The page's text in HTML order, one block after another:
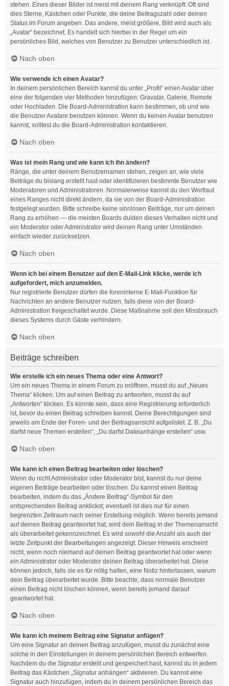
stehen. Eines dieser Bilder ist meist mit deinem Rang verknüpft: Oft sind
dies Sterne, Kästchen oder Punkte, die deine Beitragszahl oder deinen
Status im Forum angeben. Das andere, meist größere, Bild wird auch als
„Avatar“ bezeichnet. Es handelt sich hierbei in der Regel um ein
persönliches Bild, welches von Benutzer zu Benutzer unterschiedlich ist.
Nach oben
Wie verwende ich einen Avatar?
In deinem persönlichen Bereich kannst du unter „Profil“ einen Avatar über
eine der folgenden vier Methoden hinzufügen: Gravatar, Galerie, Remote
oder Hochladen. Die Board-Administration kann bestimmen, ob und wie
die Benutzer Avatare benutzen können. Wenn du keinen Avatar benutzen
kannst, solltest du die Board-Administration kontaktieren.
Nach oben
Was ist mein Rang und wie kann ich ihn ändern?
Ränge, die unter deinem Benutzernamen stehen, zeigen an, wie viele
Beiträge du bislang erstellt hast oder identifizieren bestimmte Benutzer wie
Moderatoren und Administratoren. Normalerweise kannst du den Wortlaut
eines Ranges nicht direkt ändern, da sie von der Board-Administration
festgelegt wurden. Bitte schreibe keine sinnlosen Beiträge, nur um deinen
Rang zu erhöhen — die meisten Boards dulden dieses Verhalten nicht und
ein Moderator oder Administrator wird deinen Rang unter Umständen
einfach wieder zurücksetzen.
Nach oben
Wenn ich bei einem Benutzer auf den E-Mail-Link klicke, werde ich
aufgefordert, mich anzumelden.
Nur registrierte Benutzer dürfen die foreninterne E-Mail-Funktion für
Nachrichten an andere Benutzer nutzen, falls diese von der Board-
Administration freigeschaltet wurde. Diese Maßnahme soll den Missbrauch
dieses Systems durch Gäste verhindern.
Nach oben
Beiträge schreiben
Wie erstelle ich ein neues Thema oder eine Antwort?
Um ein neues Thema in einem Forum zu eröffnen, musst du auf „Neues
Thema“ klicken. Um auf einen Beitrag zu antworten, musst du auf
„Antworten“ klicken. Es könnte sein, dass eine Registrierung erforderlich
ist, bevor du einen Beitrag schreiben kannst. Deine Berechtigungen sind
jeweils am Ende der Foren- und der Beitragsansicht aufgelistet. Z. B. „Du
darfst neue Themen erstellen“, „Du darfst Dateianhänge erstellen“ usw.
Nach oben
Wie kann ich einen Beitrag bearbeiten oder löschen?
Wenn du nicht Administrator oder Moderator bist, kannst du nur deine
eigenen Beiträge bearbeiten oder löschen. Du kannst einen Beitrag
bearbeiten, indem du das „Ändere Beitrag“-Symbol für den
entsprechenden Beitrag anklickst; eventuell ist dies nur für einen
begrenzten Zeitraum nach seiner Erstellung möglich. Wenn bereits jemand
auf deinen Beitrag geantwortet hat, wird dein Beitrag in der Themenansicht
als überarbeitet gekennzeichnet. Es wird sowohl die Anzahl als auch der
letzte Zeitpunkt der Bearbeitungen angezeigt. Dieser Hinweis erscheint
nicht, wenn noch niemand auf deinen Beitrag geantwortet hat oder wenn
ein Administrator oder Moderator deinen Beitrag überarbeitet hat. Diese
können jedoch, falls sie es für nötig halten, eine Notiz hinterlassen, warum
dein Beitrag überarbeitet wurde. Bitte beachte, dass normale Benutzer
einen Beitrag nicht löschen können, wenn bereits jemand darauf
geantwortet hat.
Nach oben
Wie kann ich meinem Beitrag eine Signatur anfügen?
Um eine Signatur an deinen Beitrag anzufügen, musst du zunächst eine
solche in den Einstellungen in deinem persönlichen Bereich entwerfen.
Nachdem du die Signatur erstellt und gespeichert hast, kannst du in jedem
Beitrag das Kästchen „Signatur anhängen“ aktivieren. Du kannst eine
Signatur auch hinzufügen, indem du in deinem persönlichen Bereich das